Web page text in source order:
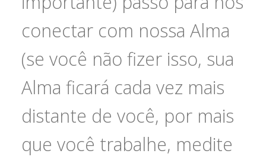
conectar com nossa Alma
(se você não fizer isso, sua
Alma ficará cada vez mais
distante de você, por mais
que você trabalhe, medite